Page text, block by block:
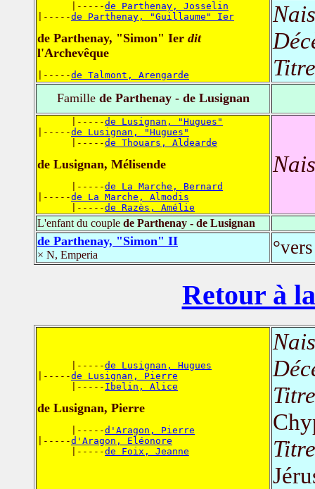
      |-----
de Parthenay, Josselin
|-----de Parthenay, "Guillaume" Ier
de Parthenay, "Simon" Ier dit
l'Archevêque
|-----de Talmont, Arengarde
Famillede Parthenay - de Lusignan
      |-----
de Lusignan, "Hugues"
|-----de Lusignan, "Hugues"
      |-----
de Thouars, Aldearde
de Lusignan, Mélisende
      |-----
de La Marche, Bernard
|-----de La Marche, Almodis
      |-----
de Razès, Amélie
L'enfant du couple de Parthenay - de Lusignan
de Parthenay, "Simon" II
× N, Emperia
Retour à
      |-----
de Lusignan, Hugues
|-----de Lusignan, Pierre
      |-----
Ibelin, Alice
de Lusignan, Pierre
      |-----
d'Aragon, Pierre
|-----d'Aragon, Eléonore
      |-----
de Foix, Jeanne